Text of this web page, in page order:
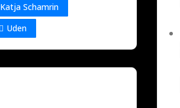
Katja Schamrin
Uden